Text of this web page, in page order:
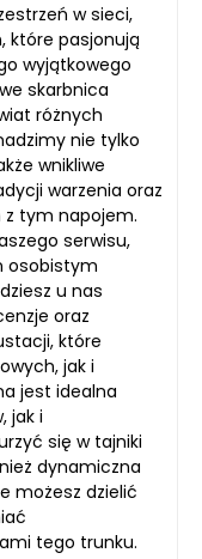
w sieci,
które pasjonują
wyjątkowego
skarbnica
różnych
nie tylko
wnikliwe
warzenia oraz
z tym napojem.
serwisu,
osobistym
u nas
oraz
które
jak i
jest idealna
jak i
się w tajniki
dynamiczna
możesz dzielić
tego trunku.